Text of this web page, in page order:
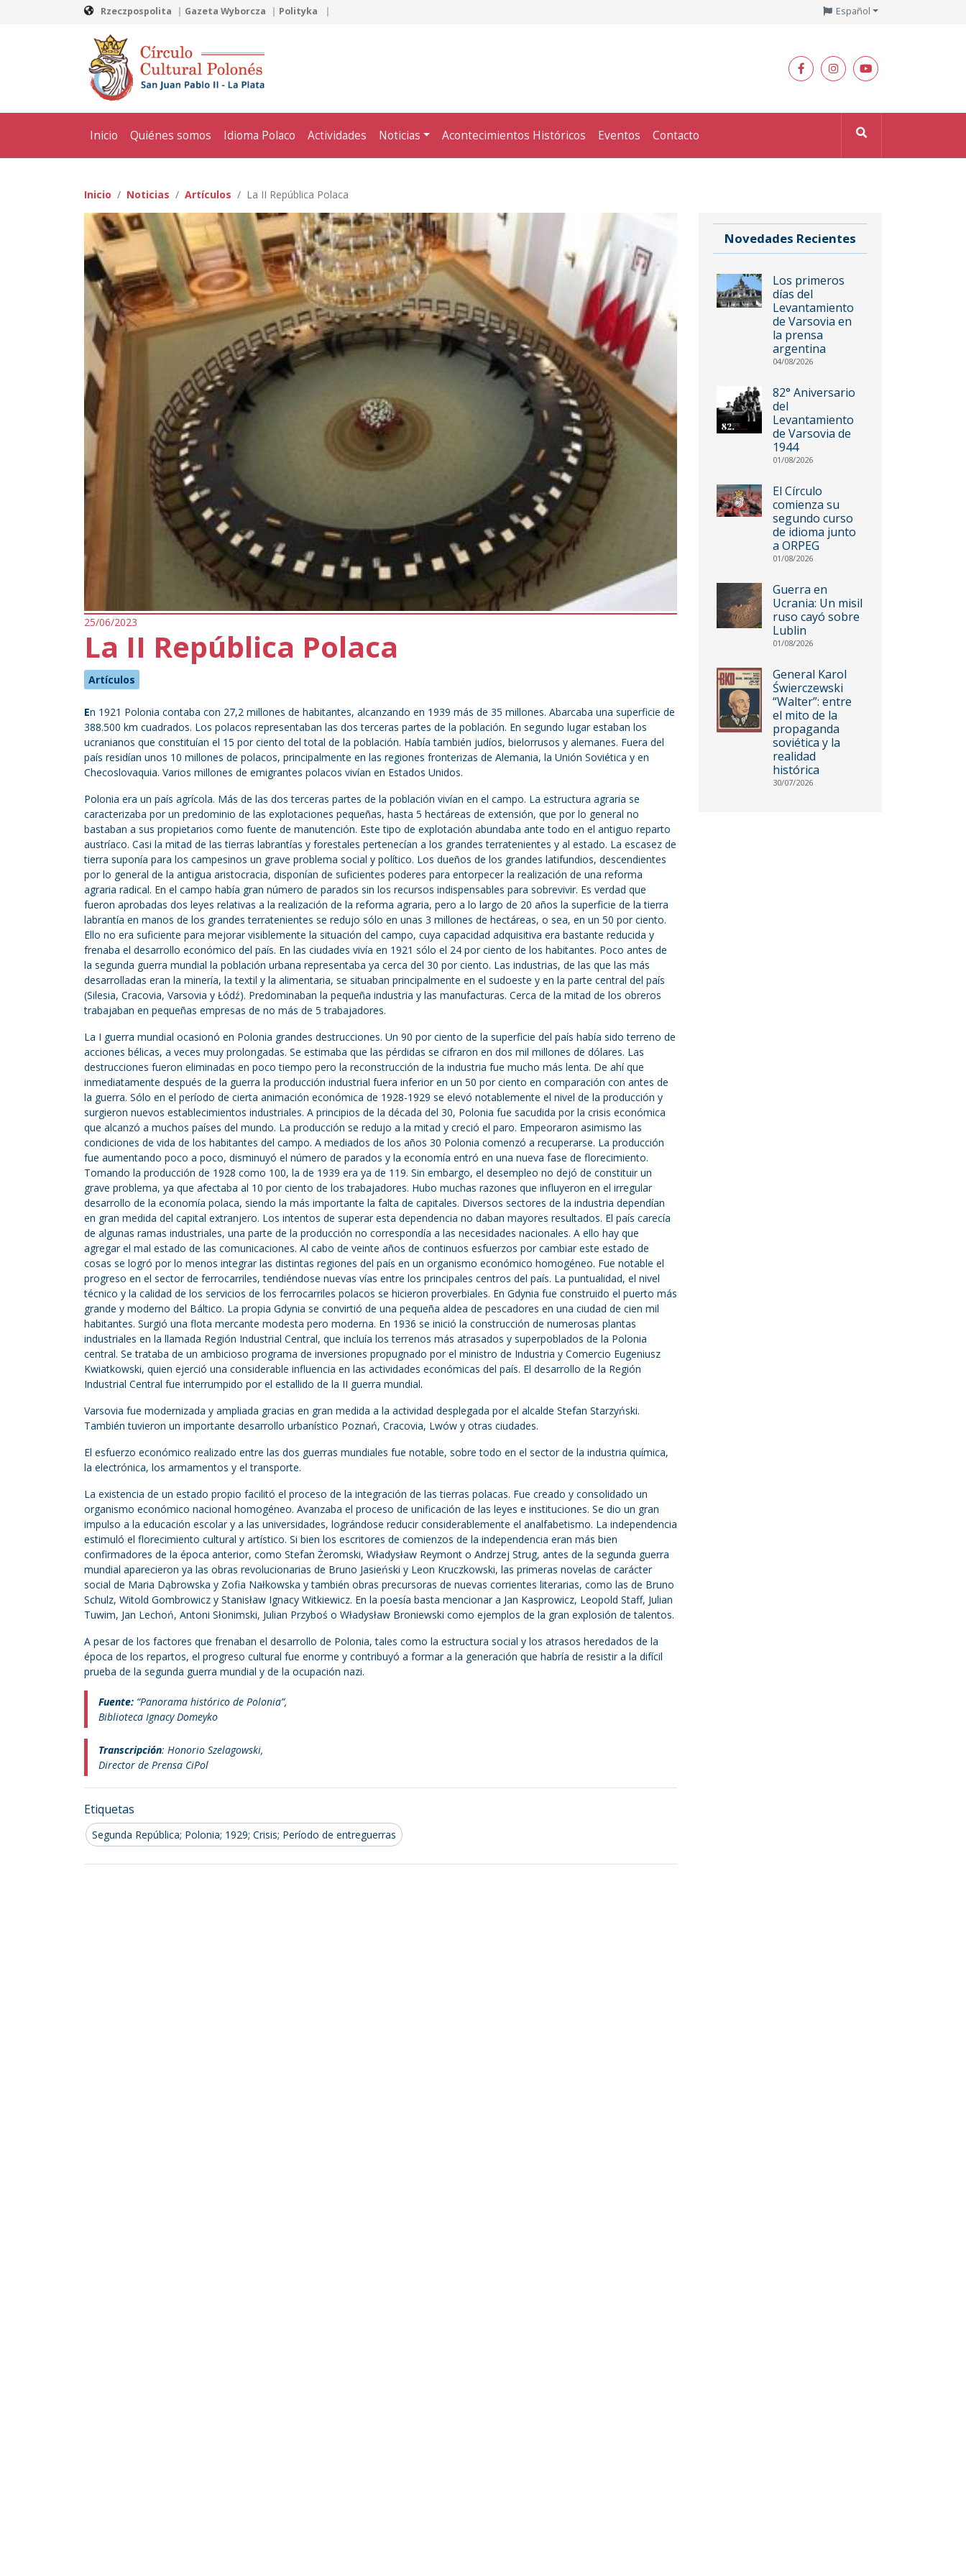
Rzeczpospolita Gazeta Wyborcza Polityka Español
Inicio Quiénes somos Idioma Polaco Actividades Noticias Acontecimientos Históricos Eventos Contacto
Inicio Noticias Artículos La II República Polaca
25/06/2023
La II República Polaca
Artículos
En 1921 Polonia contaba con 27,2 millones de habitantes, alcanzando en 1939 más de 35 millones. Abarcaba una superficie de
388.500 km cuadrados. Los polacos representaban las dos terceras partes de la población. En segundo lugar estaban los
ucranianos que constituían el 15 por ciento del total de la población. Había también judíos, bielorrusos y alemanes. Fuera del
país residían unos 10 millones de polacos, principalmente en las regiones fronterizas de Alemania, la Unión Soviética y en
Checoslovaquia. Varios millones de emigrantes polacos vivían en Estados Unidos.
Polonia era un país agrícola. Más de las dos terceras partes de la población vivían en el campo. La estructura agraria se
caracterizaba por un predominio de las explotaciones pequeñas, hasta 5 hectáreas de extensión, que por lo general no
bastaban a sus propietarios como fuente de manutención. Este tipo de explotación abundaba ante todo en el antiguo reparto
austríaco. Casi la mitad de las tierras labrantías y forestales pertenecían a los grandes terratenientes y al estado. La escasez de
tierra suponía para los campesinos un grave problema social y político. Los dueños de los grandes latifundios, descendientes
por lo general de la antigua aristocracia, disponían de suficientes poderes para entorpecer la realización de una reforma
agraria radical. En el campo había gran número de parados sin los recursos indispensables para sobrevivir. Es verdad que
fueron aprobadas dos leyes relativas a la realización de la reforma agraria, pero a lo largo de 20 años la superficie de la tierra
labrantía en manos de los grandes terratenientes se redujo sólo en unas 3 millones de hectáreas, o sea, en un 50 por ciento.
Ello no era suficiente para mejorar visiblemente la situación del campo, cuya capacidad adquisitiva era bastante reducida y
frenaba el desarrollo económico del país. En las ciudades vivía en 1921 sólo el 24 por ciento de los habitantes. Poco antes de
la segunda guerra mundial la población urbana representaba ya cerca del 30 por ciento. Las industrias, de las que las más
desarrolladas eran la minería, la textil y la alimentaria, se situaban principalmente en el sudoeste y en la parte central del país
(Silesia, Cracovia, Varsovia y Łódź). Predominaban la pequeña industria y las manufacturas. Cerca de la mitad de los obreros
trabajaban en pequeñas empresas de no más de 5 trabajadores.
La I guerra mundial ocasionó en Polonia grandes destrucciones. Un 90 por ciento de la superficie del país había sido terreno de
acciones bélicas, a veces muy prolongadas. Se estimaba que las pérdidas se cifraron en dos mil millones de dólares. Las
destrucciones fueron eliminadas en poco tiempo pero la reconstrucción de la industria fue mucho más lenta. De ahí que
inmediatamente después de la guerra la producción industrial fuera inferior en un 50 por ciento en comparación con antes de
la guerra. Sólo en el período de cierta animación económica de 1928-1929 se elevó notablemente el nivel de la producción y
surgieron nuevos establecimientos industriales. A principios de la década del 30, Polonia fue sacudida por la crisis económica
que alcanzó a muchos países del mundo. La producción se redujo a la mitad y creció el paro. Empeoraron asimismo las
condiciones de vida de los habitantes del campo. A mediados de los años 30 Polonia comenzó a recuperarse. La producción
fue aumentando poco a poco, disminuyó el número de parados y la economía entró en una nueva fase de florecimiento.
Tomando la producción de 1928 como 100, la de 1939 era ya de 119. Sin embargo, el desempleo no dejó de constituir un
grave problema, ya que afectaba al 10 por ciento de los trabajadores. Hubo muchas razones que influyeron en el irregular
desarrollo de la economía polaca, siendo la más importante la falta de capitales. Diversos sectores de la industria dependían
en gran medida del capital extranjero. Los intentos de superar esta dependencia no daban mayores resultados. El país carecía
de algunas ramas industriales, una parte de la producción no correspondía a las necesidades nacionales. A ello hay que
agregar el mal estado de las comunicaciones. Al cabo de veinte años de continuos esfuerzos por cambiar este estado de
cosas se logró por lo menos integrar las distintas regiones del país en un organismo económico homogéneo. Fue notable el
progreso en el sector de ferrocarriles, tendiéndose nuevas vías entre los principales centros del país. La puntualidad, el nivel
técnico y la calidad de los servicios de los ferrocarriles polacos se hicieron proverbiales. En Gdynia fue construido el puerto más
grande y moderno del Báltico. La propia Gdynia se convirtió de una pequeña aldea de pescadores en una ciudad de cien mil
habitantes. Surgió una flota mercante modesta pero moderna. En 1936 se inició la construcción de numerosas plantas
industriales en la llamada Región Industrial Central, que incluía los terrenos más atrasados y superpoblados de la Polonia
central. Se trataba de un ambicioso programa de inversiones propugnado por el ministro de Industria y Comercio Eugeniusz
Kwiatkowski, quien ejerció una considerable influencia en las actividades económicas del país. El desarrollo de la Región
Industrial Central fue interrumpido por el estallido de la II guerra mundial.
Varsovia fue modernizada y ampliada gracias en gran medida a la actividad desplegada por el alcalde Stefan Starzyński.
También tuvieron un importante desarrollo urbanístico Poznań, Cracovia, Lwów y otras ciudades.
El esfuerzo económico realizado entre las dos guerras mundiales fue notable, sobre todo en el sector de la industria química,
la electrónica, los armamentos y el transporte.
La existencia de un estado propio facilitó el proceso de la integración de las tierras polacas. Fue creado y consolidado un
organismo económico nacional homogéneo. Avanzaba el proceso de unificación de las leyes e instituciones. Se dio un gran
impulso a la educación escolar y a las universidades, lográndose reducir considerablemente el analfabetismo. La independencia
estimuló el florecimiento cultural y artístico. Si bien los escritores de comienzos de la independencia eran más bien
confirmadores de la época anterior, como Stefan Żeromski, Władysław Reymont o Andrzej Strug, antes de la segunda guerra
mundial aparecieron ya las obras revolucionarias de Bruno Jasieński y Leon Kruczkowski, las primeras novelas de carácter
social de Maria Dąbrowska y Zofia Nałkowska y también obras precursoras de nuevas corrientes literarias, como las de Bruno
Schulz, Witold Gombrowicz y Stanisław Ignacy Witkiewicz. En la poesía basta mencionar a Jan Kasprowicz, Leopold Staff, Julian
Tuwim, Jan Lechoń, Antoni Słonimski, Julian Przyboś o Władysław Broniewski como ejemplos de la gran explosión de talentos.
A pesar de los factores que frenaban el desarrollo de Polonia, tales como la estructura social y los atrasos heredados de la
época de los repartos, el progreso cultural fue enorme y contribuyó a formar a la generación que habría de resistir a la difícil
prueba de la segunda guerra mundial y de la ocupación nazi.
Fuente: “Panorama histórico de Polonia”,
Biblioteca Ignacy Domeyko
Transcripción: Honorio Szelagowski,
Director de Prensa CiPol
Etiquetas
Segunda República; Polonia; 1929; Crisis; Período de entreguerras
Novedades Recientes
Los primeros
días del
Levantamiento
de Varsovia en
la prensa
argentina
04/08/2026
82° Aniversario
del
Levantamiento
de Varsovia de
1944
01/08/2026
El Círculo
comienza su
segundo curso
de idioma junto
a ORPEG
01/08/2026
Guerra en
Ucrania: Un misil
ruso cayó sobre
Lublin
01/08/2026
General Karol
Świerczewski
“Walter”: entre
el mito de la
propaganda
soviética y la
realidad
histórica
30/07/2026